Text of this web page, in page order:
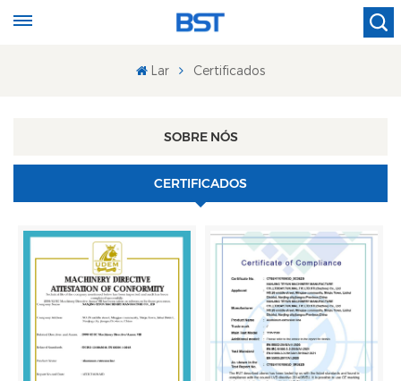
Lar Certificados
SOBRE NÓS
CERTIFICADOS